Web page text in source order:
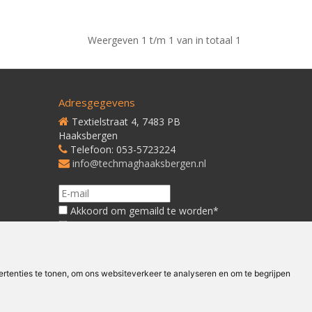
te tonen, om ons websiteverkeer te analyseren en om te begrijpen
Weergeven 1 t/m 1 van in totaal 1
Adresgegevens
Textielstraat 4, 7483 PB
Haaksbergen
Telefoon: 053-5723224
info@techmaghaaksbergen.nl
Akkoord om gemaild te worden*